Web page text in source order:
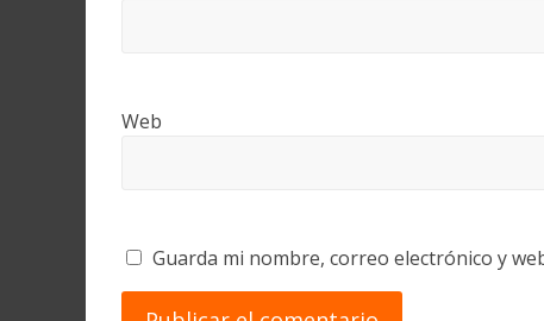
Web
Guarda mi nombre, correo electrónico y